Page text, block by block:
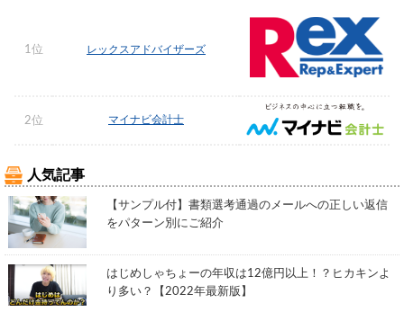
1位 レックスアドバイザーズ
2位 マイナビ会計士
人気記事
【サンプル付】書類選考通過のメールへの正しい返信
をパターン別にご紹介
はじめしゃちょーの年収は12億円以上！？ヒカキンよ
り多い？【2022年最新版】